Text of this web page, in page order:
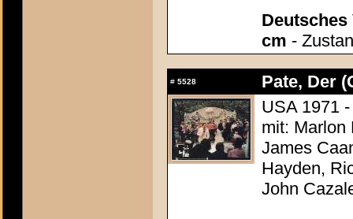
Deutsches
cm -
# 5528
Pate, Der
USA 1971
mit: Marlon
James
Hayden,
John